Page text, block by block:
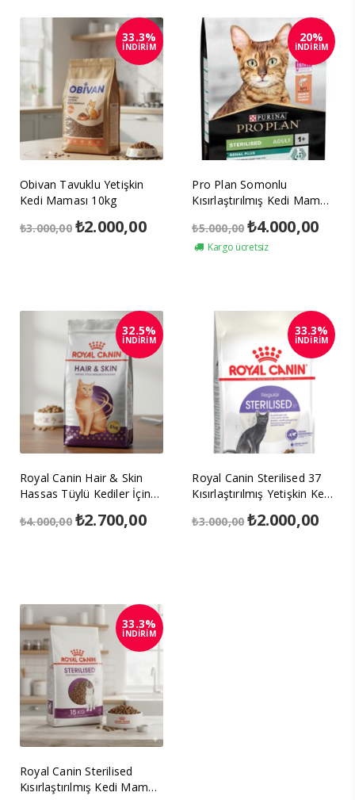
Obivan Tavuklu Yetişkin
Kedi Maması 10kg
₺3.000,00 Orijinal
fiyat:
₺2.000,00Şu
andaki
33.3%
İNDİRİM
Pro Plan Somonlu
Kısırlaştırılmış Kedi Maması
₺5.000,00 Orijinal
fiyat:
₺5.000,00.
₺4.000,00Şu
20%
İNDİRİM
Kargo ücretsiz
Royal Canin Hair & Skin
Hassas Tüylü Kediler İçin
₺4.000,00 Orijinal
fiyat:
₺2.700,00Şu
andaki
32.5%
İNDİRİM
Royal Canin Sterilised 37
Kısırlaştırılmış Yetişkin Kedi
₺3.000,00 Orijinal
fiyat:
₺2.000,00Şu
33.3%
İNDİRİM
Royal Canin Sterilised
Kısırlaştırılmış Kedi Maması
33.3%
İNDİRİM